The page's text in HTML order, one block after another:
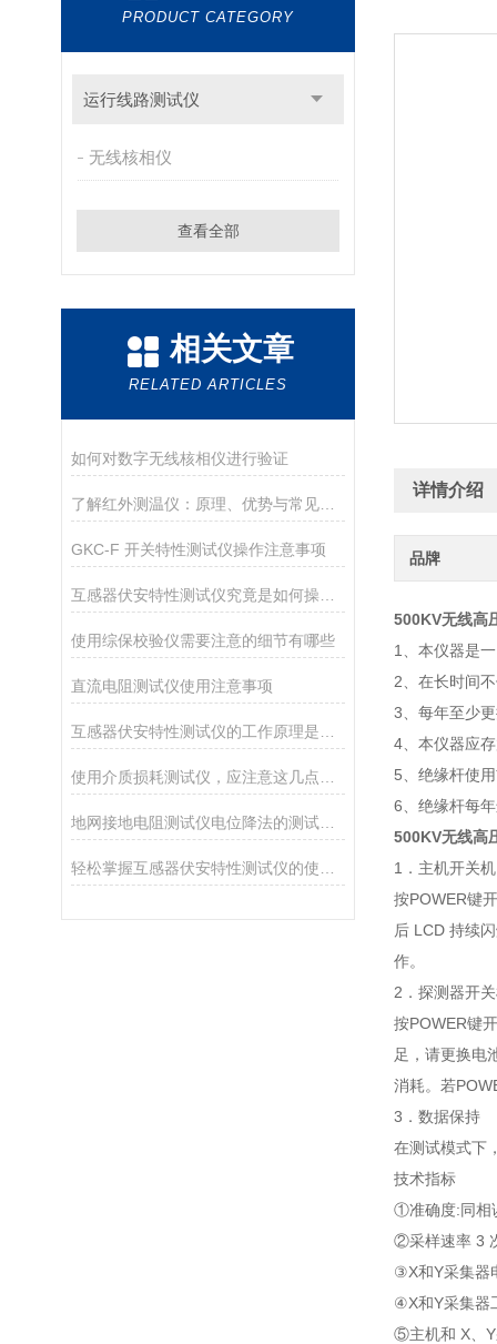
PRODUCT CATEGORY
运行线路测试仪
无线核相仪
查看全部
相关文章
RELATED ARTICLES
如何对数字无线核相仪进行验证
了解红外测温仪：原理、优势与常见应用场景
GKC-F 开关特性测试仪操作注意事项
使用综保校验仪需要注意的细节有哪些
直流电阻测试仪使用注意事项
详情介绍
品牌
500KV无线高
1、本仪器是
2、在长时间
3、每年至少
4、本仪器应
5、绝缘杆使
6、绝缘杆每
500KV无线高
1．主机开关机
按POWER键
后 LCD 持续
作。
2．探测器开
按POWER键
足，请更换电
消耗。若
3．数据保持
在测试模式下
技术指标
①准确度:同相
②采样速率 3
③X和Y采集器
④X和Y采集器
⑤主机和 X、Y